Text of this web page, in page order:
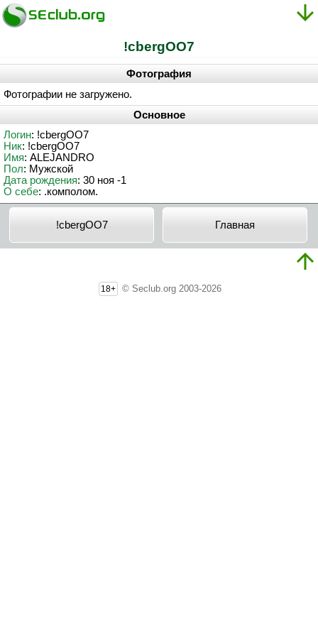
!cbergOO7
Фотография
Фотографии не загружено.
Основное
Логин: !cbergOO7
Ник: !cbergOO7
Имя: ALEJANDRO
Пол: Мужской
Дата рождения: 30 ноя -1
О себе: .комполом.
!cbergOO7 Главная
18+ © Seclub.org 2003-2026